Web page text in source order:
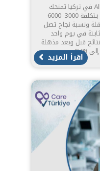
زراعة الأسنان بتقنية All-on-4 في تركيا تمنحك
ابتسامة ثابتة في يوم واحد بتكلفة 3000–6000
ونسبة نجاح تصل
ثابتة في يوم واحد
دولار، مع نتائج قبل وبعد مذهلة
اقرأ المزيد